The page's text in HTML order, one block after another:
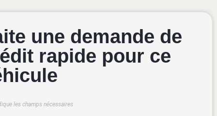
une demande de
rapide pour ce
les champs nécessaires